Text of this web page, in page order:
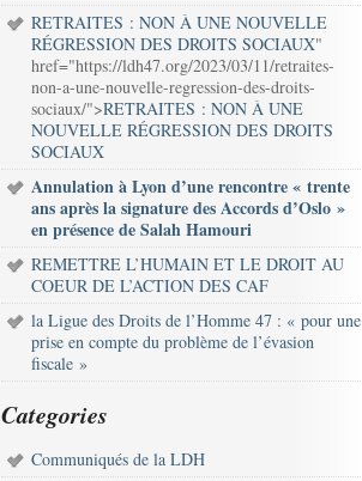
RETRAITES : NON À UNE NOUVELLE
RÉGRESSION DES DROITS SOCIAUX"
href="https://ldh47.org/2023/03/11/retraites-
non-a-une-nouvelle-regression-des-droits-
sociaux/">RETRAITES : NON À UNE
NOUVELLE RÉGRESSION DES DROITS
SOCIAUX
Annulation à Lyon d’une rencontre « trente
ans après la signature des Accords d’Oslo »
en présence de Salah Hamouri
REMETTRE L’HUMAIN ET LE DROIT AU
COEUR DE L’ACTION DES CAF
la Ligue des Droits de l’Homme 47 : « pour une
prise en compte du problème de l’évasion
fiscale »
Categories
Communiqués de la LDH